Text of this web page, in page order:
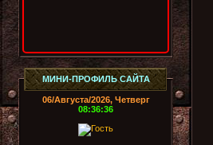
МИНИ-ПРОФИЛЬ САЙТА
06/Августа/2026, Четверг
08:36:36